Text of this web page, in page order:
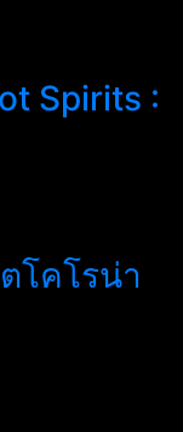
Spirits :
โคโรน่า